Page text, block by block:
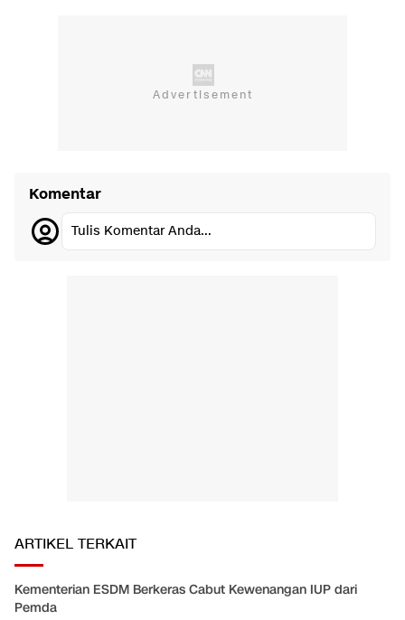
Komentar
Tulis Komentar Anda...
ARTIKEL TERKAIT
Kementerian ESDM Berkeras Cabut Kewenangan IUP dari
Pemda